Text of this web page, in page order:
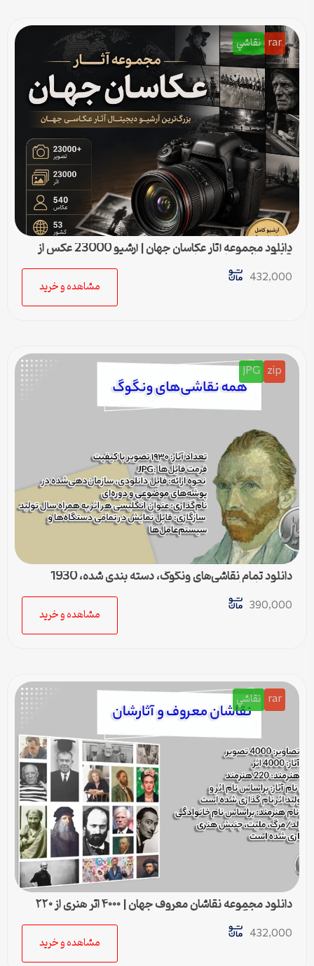
rar نقاشي
دانلود مجموعه آثار عکاسان جهان | آرشیو 23000 عکس از
540 عکاس مطرح دنیا
432,000
مشاهده و خرید
zip
JPG
دانلود تمام نقاشی‌های ونگوگ، دسته بندی شده، 1930
تصویر با کیفیت
390,000
مشاهده و خرید
rar نقاشي
دانلود مجموعه نقاشان معروف جهان | ۴۰۰۰ اثر هنری از ۲۲۰
هنرمند بزرگ
432,000
مشاهده و خرید